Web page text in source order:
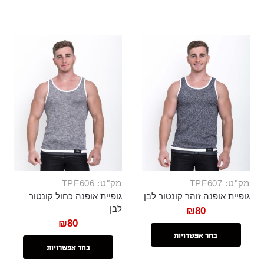
מק"ט: TPF607
גופיית אופנה זוהר קונטור לבן
₪80
בחר אפשרויות
מק"ט: TPF606
גופיית אופנה כחול קונטור
לבן
₪80
בחר אפשרויות